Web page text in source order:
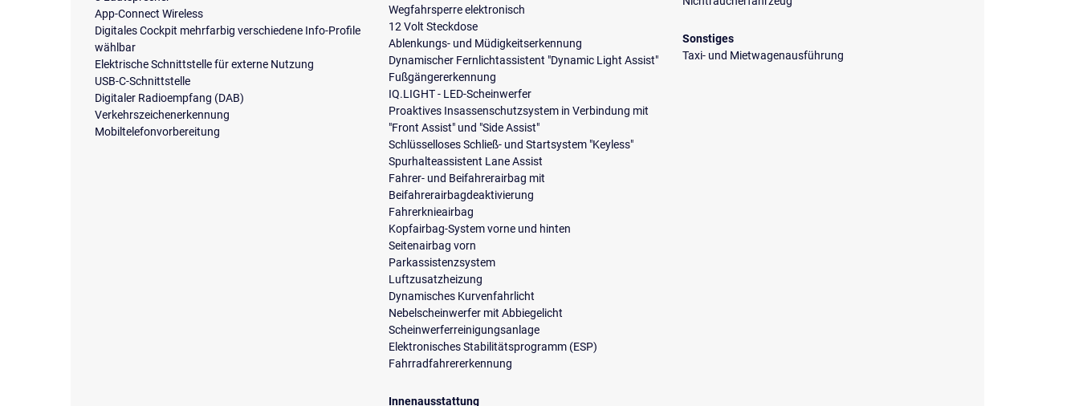
App-Connect Wireless
Digitales Cockpit mehrfarbig verschiedene Info-Profile
wählbar
Elektrische Schnittstelle für externe Nutzung
USB-C-Schnittstelle
Digitaler Radioempfang (DAB)
Verkehrszeichenerkennung
Mobiltelefonvorbereitung
Wegfahrsperre elektronisch
12 Volt Steckdose
Ablenkungs- und Müdigkeitserkennung
Dynamischer Fernlichtassistent "Dynamic Light Assist"
Fußgängererkennung
IQ.LIGHT - LED-Scheinwerfer
Proaktives Insassenschutzsystem in Verbindung mit
"Front Assist" und "Side Assist"
Schlüsselloses Schließ- und Startsystem "Keyless"
Spurhalteassistent Lane Assist
Fahrer- und Beifahrerairbag mit
Beifahrerairbagdeaktivierung
Fahrerknieairbag
Kopfairbag-System vorne und hinten
Seitenairbag vorn
Parkassistenzsystem
Luftzusatzheizung
Dynamisches Kurvenfahrlicht
Nebelscheinwerfer mit Abbiegelicht
Scheinwerferreinigungsanlage
Elektronisches Stabilitätsprogramm (ESP)
Fahrradfahrererkennung
Innenausstattung
Sonstiges
Taxi- und Mietwagenausführung